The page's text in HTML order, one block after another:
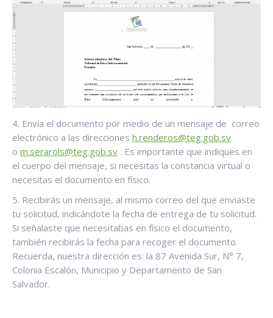
4. Envía el documento por medio de un mensaje de correo
electrónico a las direcciones h.renderos@teg.gob.sv
o m.serarols@teg.gob.sv . Es importante que indiques en
el cuerpo del mensaje, si necesitas la constancia virtual o
necesitas el documento en físico.
5. Recibirás un mensaje, al mismo correo del que enviaste
tu solicitud, indicándote la fecha de entrega de tu solicitud.
Si señalaste que necesitabas en físico el documento,
también recibirás la fecha para recoger el documento.
Recuerda, nuestra dirección es: la 87 Avenida Sur, N° 7,
Colonia Escalón, Municipio y Departamento de San
Salvador.